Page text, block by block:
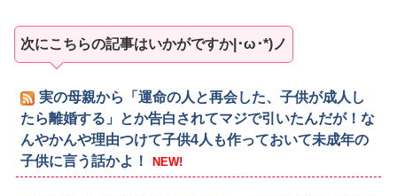
次にこちらの記事はいかがですか|･ω･*)ノ
実の母親から「運命の人と再会した、子供が成人し
たら離婚する」とか告白されてマジで引いたんだが！な
んやかんや理由つけて子供4人も作っておいて未成年の
子供に言う話かよ！
NEW!